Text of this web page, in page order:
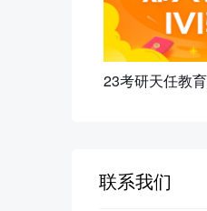
联系我们